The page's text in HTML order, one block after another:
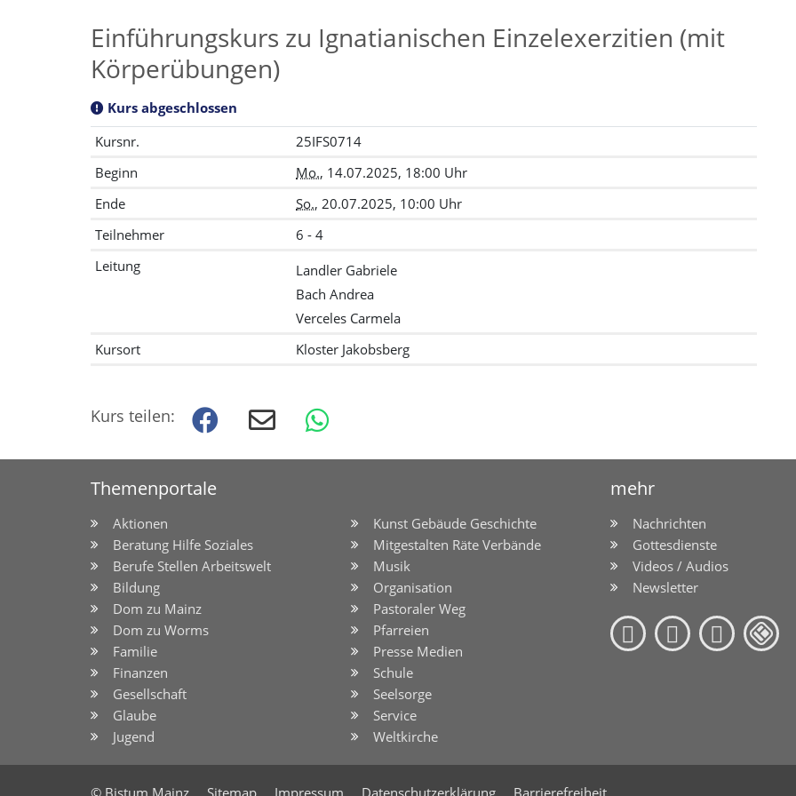
Einführungskurs zu Ignatianischen Einzelexerzitien (mit
Körperübungen)
Kurs abgeschlossen
Kursnr.
25IFS0714
Beginn
Mo., 14.07.2025, 18:00 Uhr
Ende
So., 20.07.2025, 10:00 Uhr
Teilnehmer
6 - 4
Leitung
Landler Gabriele
Bach Andrea
Verceles Carmela
Kursort
Kloster Jakobsberg
Kurs teilen:
Themenportale mehr
Aktionen
Beratung Hilfe Soziales
Berufe Stellen Arbeitswelt
Bildung
Dom zu Mainz
Dom zu Worms
Familie
Finanzen
Gesellschaft
Glaube
Jugend
Kunst Gebäude Geschichte
Mitgestalten Räte Verbände
Musik
Organisation
Pastoraler Weg
Pfarreien
Presse Medien
Schule
Seelsorge
Service
Weltkirche
Nachrichten
Gottesdienste
Videos / Audios
Newsletter